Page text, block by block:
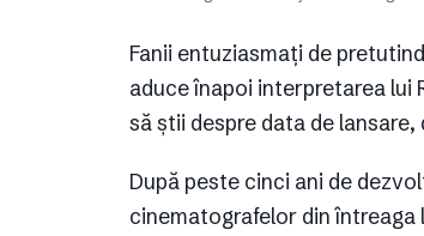
Fanii entuziasmați de
aduce înapoi interpretarea lui
să știi despre data de
După peste cinci ani de
cinematografelor din